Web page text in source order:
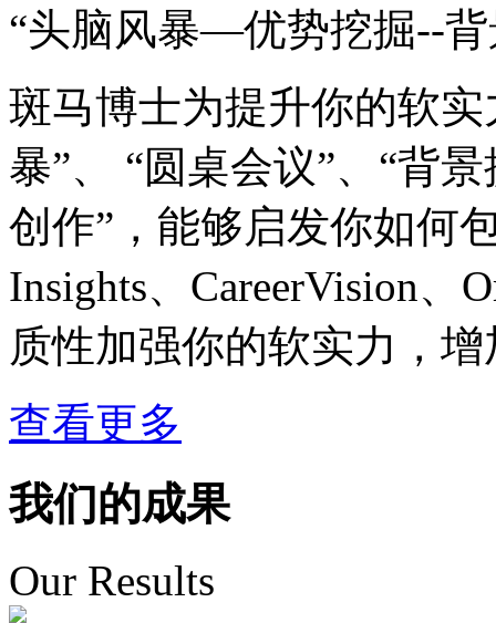
“头脑风暴—优势挖掘--
斑马博士为提升你的软
暴”、 “圆桌会议”、“背
创作”，能够启发你如何
Insights、CareerVision、
质性加强你的软实力，
查看更多
我们的成果
Our Results